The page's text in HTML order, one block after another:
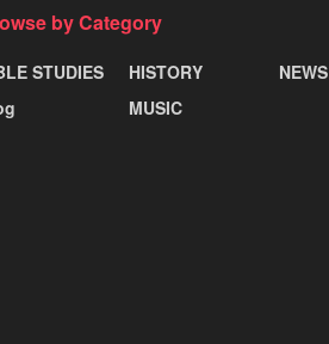
by Category
STUDIES
HISTORY
MUSIC
NEWS